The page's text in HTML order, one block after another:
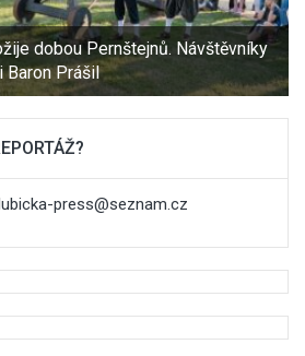
dobou Pernštejnů. Návštěvníky
Baron Prášil
press@seznam.cz